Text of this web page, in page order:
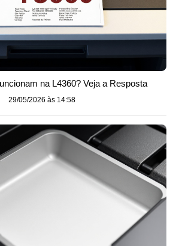
na L4360? Veja a Resposta
29/05/2026 às 14:58